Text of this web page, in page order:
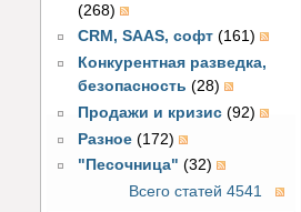
(268)
CRM, SAAS, софт (161)
Конкурентная разведка,
безопасность (28)
Продажи и кризис (92)
Разное (172)
"Песочница" (32)
Всего статей 4541